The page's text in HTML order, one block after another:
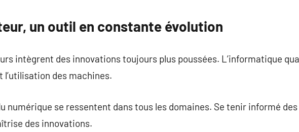
un outil en constante évolution
intègrent des innovations toujours plus poussées. L’informatique
l’utilisation des machines.
numérique se ressentent dans tous les domaines. Se tenir informé
des innovations.